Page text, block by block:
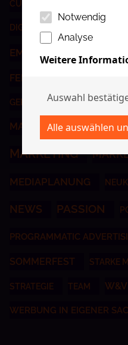
CUSTOMER CENTRICITY
DIGITAL ADVERTISING
EMOTIONAL
FEIER
GERMAN DESIGN AWARD
MARKE
MARKETING
MEDIAPLANUNG
NEWS PASSION
PROGRAMMATIC
SOMMERFEST STARKE
STRATEGIE TEAM W&V
WERBUNG IN EIGENER
Notwendig
Analyse
Weitere